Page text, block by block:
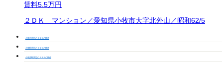
賃料5.5万円
２ＤＫ マンション／愛知県小牧市大字北外山／昭和62/5
小牧市周辺の２ＤＫの物件
小牧駅周辺の２ＤＫの物件
小牧原駅周辺の２ＤＫの物件